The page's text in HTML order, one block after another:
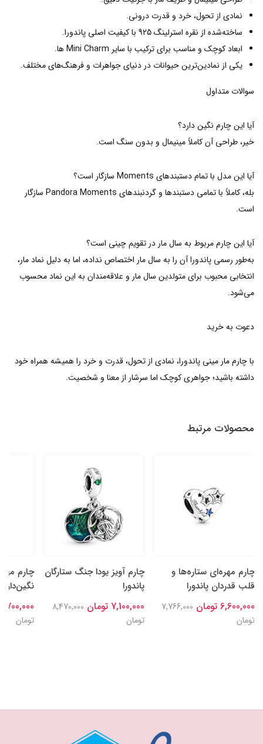
نمادی از تحول، خرد و قدرت درونی.
ساخته‌شده از نقره استرلینگ 925 با کیفیت اصلی پاندورا.
ابعاد کوچک و مناسب برای ترکیب با سایر Mini Charm ها.
یکی از نمادین‌ترین حیوانات در دنیای جواهرات و فرهنگ‌های مختلف.
سوالات متداول
آیا این چارم نگین دارد؟
خیر، طراحی آن کاملاً مینیمال و بدون سنگ است.
آیا این مدل با تمام دستبندهای Moments سازگار است؟
بله، کاملاً با تمامی دستبندها و گردنبندهای Pandora Moments سازگار
است.
آیا این چارم مربوط به سال مار در تقویم چینی است؟
به‌طور رسمی پاندورا آن را به سال مار اختصاص نداده، اما به دلیل نماد مار،
انتخابی محبوب برای متولدین سال مار و علاقه‌مندان به این نماد محسوب
می‌شود.
دعوت به خرید
با چارم مار مینی پاندورا، نمادی از تحول، قدرت و خرد را همیشه همراه خود
داشته باشید؛ جواهری کوچک اما سرشار از معنا و شخصیت.
محصولات مرتبط
چارم مهره‌ای ستاره‌ها و
قلب قدردان پاندورا
6,600,000 تومان
7,766,000
تومان
چارم آویز یودا جنگ ستارگان
پاندورا
7,100,000 تومان
8,470,000
تومان
چارم
نگین‌دار
6,700,000
تومان